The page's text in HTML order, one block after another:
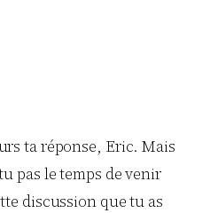
ta réponse, Eric. Mais
pas le temps de venir
discussion que tu as